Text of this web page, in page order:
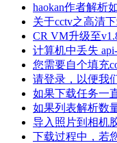
haokan作者解析
关于cctv之高清
CR VM升级至
计算机中丢失
您需要自个填充
请登录，以便我
如果下载任务
如果列表解析
导入照片到相机
下载过程中，若